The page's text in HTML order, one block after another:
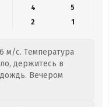
4
5
2 1
м/с. Температура
держитесь в
Вечером